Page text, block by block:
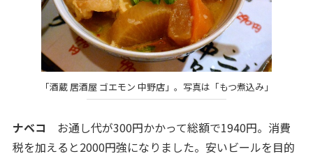
「酒蔵 居酒屋 ゴエモン 中野店」。写真は「もつ煮込み」
ナベコ お通し代が300円かかって総額で1940円。消費
税を加えると2000円強になりました。安いビールを目的